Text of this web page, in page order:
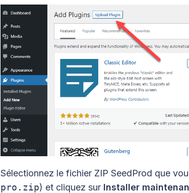
Sélectionnez le fichier ZIP SeedProd que
pro.zip) et cliquez sur Installer